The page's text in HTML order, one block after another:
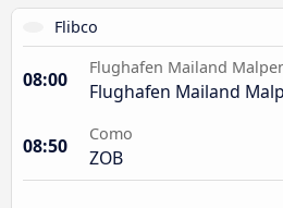
Flibco
08:00
Flughafen Mailand
Flughafen Mailand
08:50
Como
ZOB